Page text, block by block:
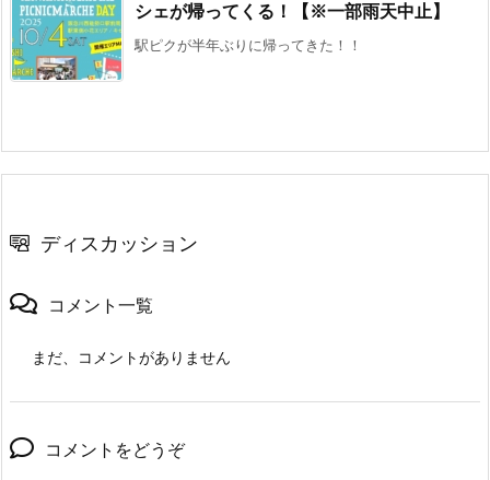
シェが帰ってくる！【※一部雨天中止】
駅ピクが半年ぶりに帰ってきた！！
ディスカッション
コメント一覧
まだ、コメントがありません
コメントをどうぞ